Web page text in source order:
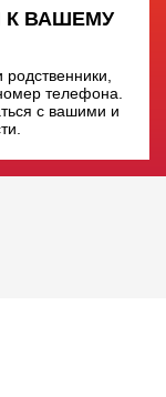
К ВАШЕМУ
телефона.
с вашими и